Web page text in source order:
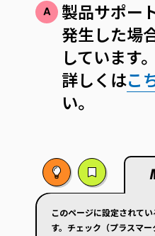
製品サポー
発生した場
しています。
詳しくはこ
い。
このページに設定されて
す。チェック（プラスマ